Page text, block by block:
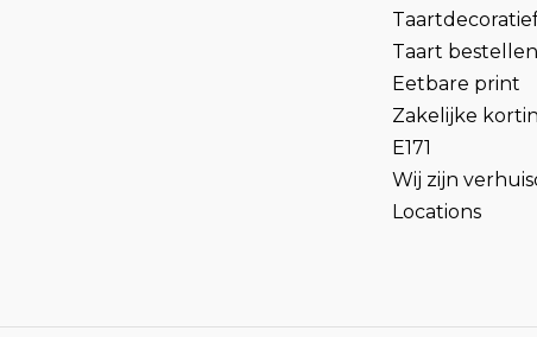
Taart bestellen
Eetbare print
Zakelijke
E171
Wij zijn
Locations